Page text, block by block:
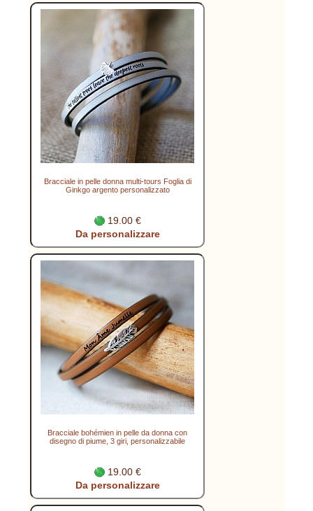
Bracciale in pelle donna multi-tours Foglia di
Ginkgo argento personalizzato
19.00 €
Da personalizzare
Bracciale bohémien in pelle da donna con
disegno di piume, 3 giri, personalizzabile
19.00 €
Da personalizzare